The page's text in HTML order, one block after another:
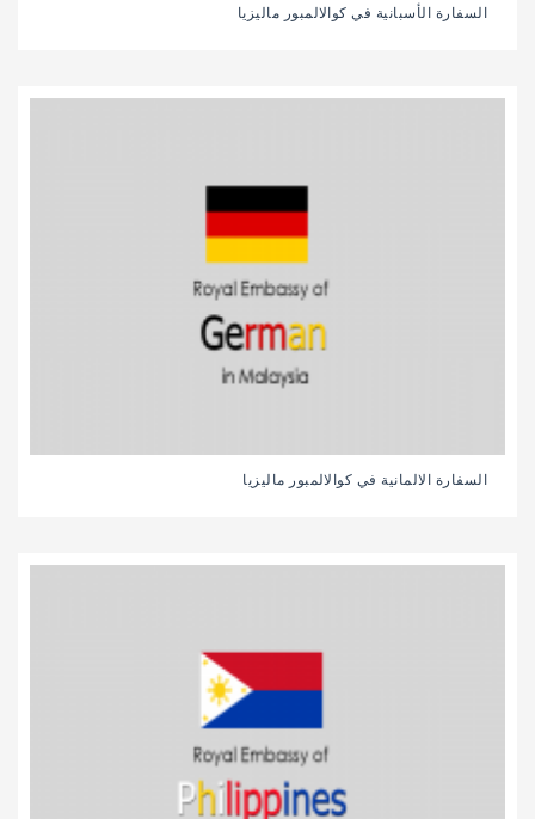
السفارة الأسبانية في كوالالمبور ماليزيا
السفارة الالمانية في كوالالمبور ماليزيا